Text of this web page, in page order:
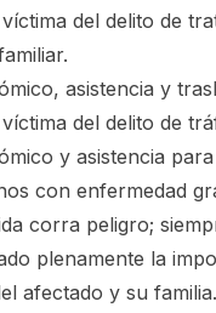
del delito de
asistencia y
del delito de
y asistencia
con enfermedad
corra peligro;
plenamente la
afectado y su familia.